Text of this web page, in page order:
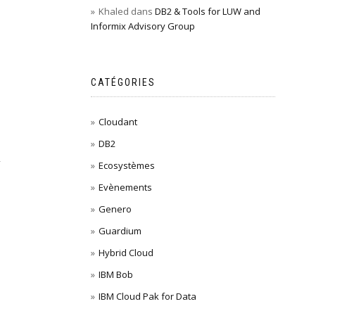
Khaled dans DB2 & Tools for LUW and
Informix Advisory Group
CATÉGORIES
Cloudant
DB2
Ecosystèmes
Evènements
Genero
Guardium
Hybrid Cloud
IBM Bob
IBM Cloud Pak for Data